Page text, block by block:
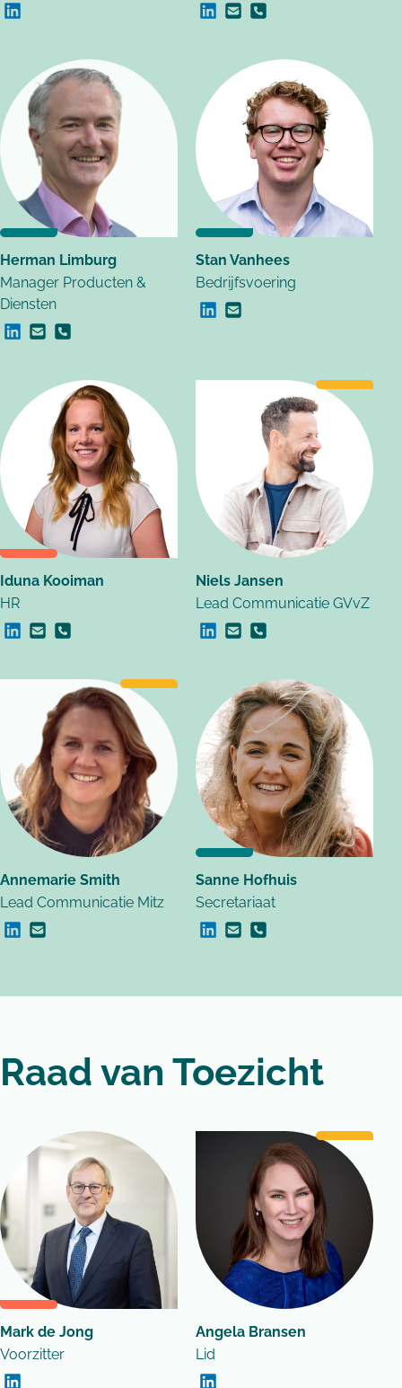
Linkedin Chris Roelen Linkedin Relinde de Beer
E-mail Relinde de Beer
Bel Relinde de Beer
Herman Limburg
Manager Producten &
Diensten
Linkedin Herman Limburg
E-mail Herman Limburg
Bel Herman Limburg
Stan Vanhees
Bedrijfsvoering
Linkedin Stan Vanhees
E-mail Stan Vanhees
Iduna Kooiman
HR
Linkedin Iduna Kooiman
E-mail Iduna Kooiman
Bel Iduna Kooiman
Niels Jansen
Lead Communicatie GVvZ
Linkedin Niels Jansen
E-mail Niels Jansen
Bel Niels Jansen
Annemarie Smith
Lead Communicatie Mitz
Linkedin Annemarie Smith
E-mail Annemarie Smith
Sanne Hofhuis
Secretariaat
Linkedin Sanne Hofhuis
E-mail Sanne Hofhuis
Bel Sanne Hofhuis
Raad van Toezicht
Mark de Jong
Voorzitter
Linkedin Mark de Jong
Angela Bransen
Lid
Linkedin Angela Bransen